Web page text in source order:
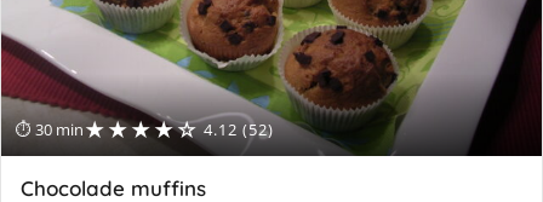
⏱ 30 min★★★★☆ 4.12 (52)
Chocolade muffins